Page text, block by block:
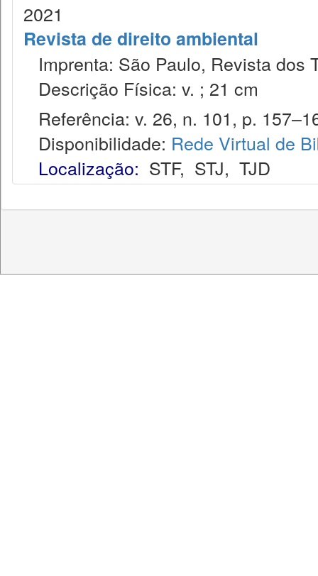
2021
Revista de direito ambiental
Imprenta: São Paulo, Revista dos
Descrição Física: v. ; 21 cm
Referência: v. 26, n. 101, p.
Disponibilidade: Rede Virtual de
Localização: STF, STJ, TJD